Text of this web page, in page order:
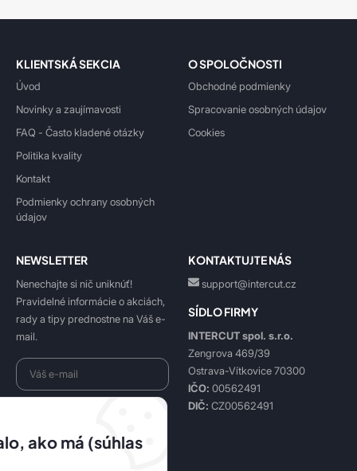
KLIENTSKÁ SEKCIA
Úvod
Novinky a zaujímavosti
FAQ - Často kladené otázky
Politika kvality
Kontakt
Podmienky ochrany osobných
údajov
O SPOLOČNOSTI
Obchodné podmienky
Spracovanie osobných údajov
Cookies
NEWSLETTER
Nenechajte si nič uniknúť!
Pravidelné informácie o akciách,
rady a tipy prednostne na Váš e-
mail.
Prihlásiť sa k odberu
KONTAKTUJTE NÁS
support@intercut.cz
SÍDLO FIRMY
INTERCUT spol. s.r.o.
Zengrova 469/39
Ostrava-Vítkovice 70300
IČO: 00562491
DIČ: CZ00562491
ako má (súhlas